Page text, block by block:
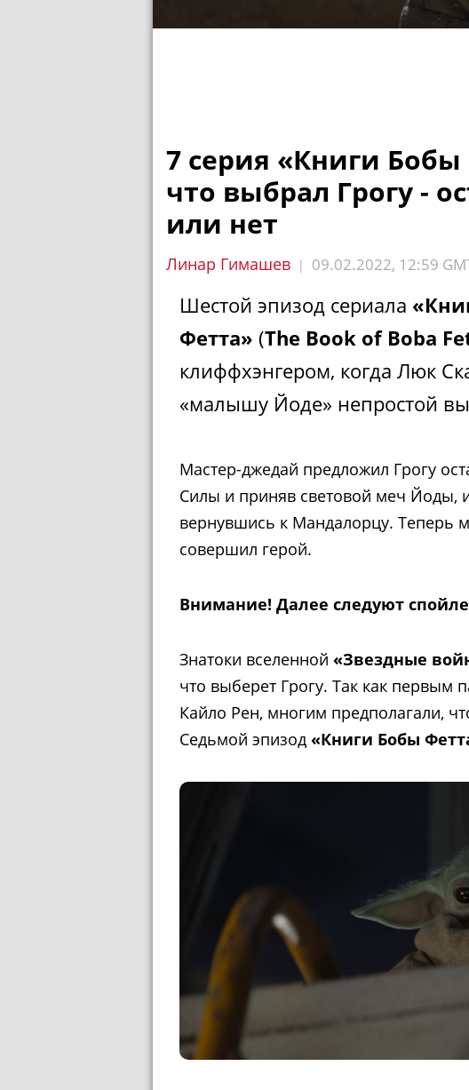
7 серия «Книги
что выбрал Грогу -
или нет
Линар Гимашев | 09.02.2022, 12:59
Шестой эпизод сериала
Фетта» (The Book of Boba
клиффхэнгером, когда Люк
«малышу Йоде» непростой
Мастер-джедай предложил Грогу
Силы и приняв световой меч Йоды,
вернувшись к Мандалорцу. Теперь
совершил герой.
Внимание! Далее следуют
Знатоки вселенной «Звездные
что выберет Грогу. Так как
Кайло Рен, многим предполагали,
Седьмой эпизод «Книги Бобы